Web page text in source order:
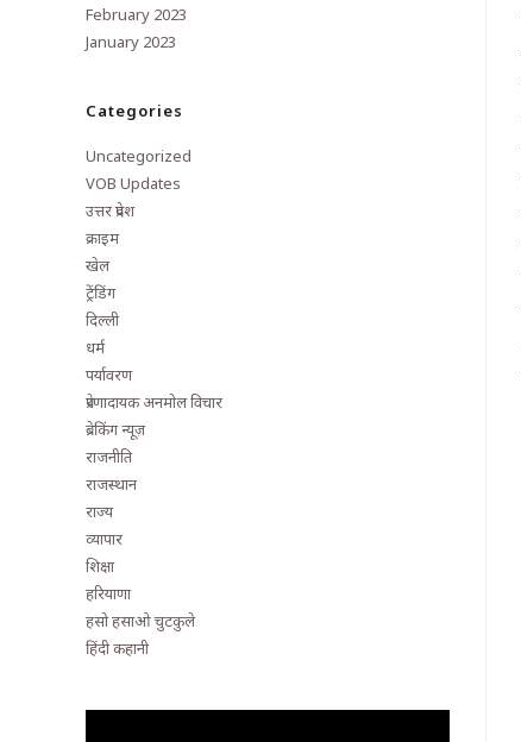
February 2023
January 2023
Categories
Uncategorized
VOB Updates
उत्तर प्रदेश
क्राइम
खेल
ट्रेंडिंग
दिल्ली
धर्म
पर्यावरण
प्रेरणादायक अनमोल विचार
ब्रेकिंग न्यूज़
राजनीति
राजस्थान
राज्य
व्यापार
शिक्षा
हरियाणा
हसो हसाओ चुटकुले
हिंदी कहानी